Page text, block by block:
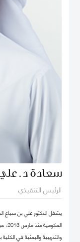
سعادة د.
الرئيس التنفيذي
يشغل الدكتور علي بن سباع
والتدريبية والبحثية في